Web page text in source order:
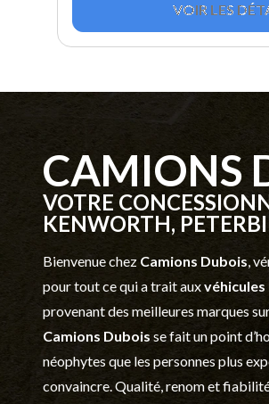
VOIR LES
CAMIONS
VOTRE
KENWORTH,
Bienvenue chez Camions Dubois,
pour tout ce qui a trait aux
provenant des meilleures marques
Camions Dubois se fait un point
néophytes que les personnes plus
convaincre. Qualité, renom et